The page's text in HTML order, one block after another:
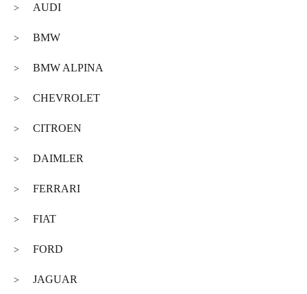
> AUDI
> BMW
> BMW ALPINA
> CHEVROLET
> CITROEN
> DAIMLER
> FERRARI
> FIAT
> FORD
> JAGUAR